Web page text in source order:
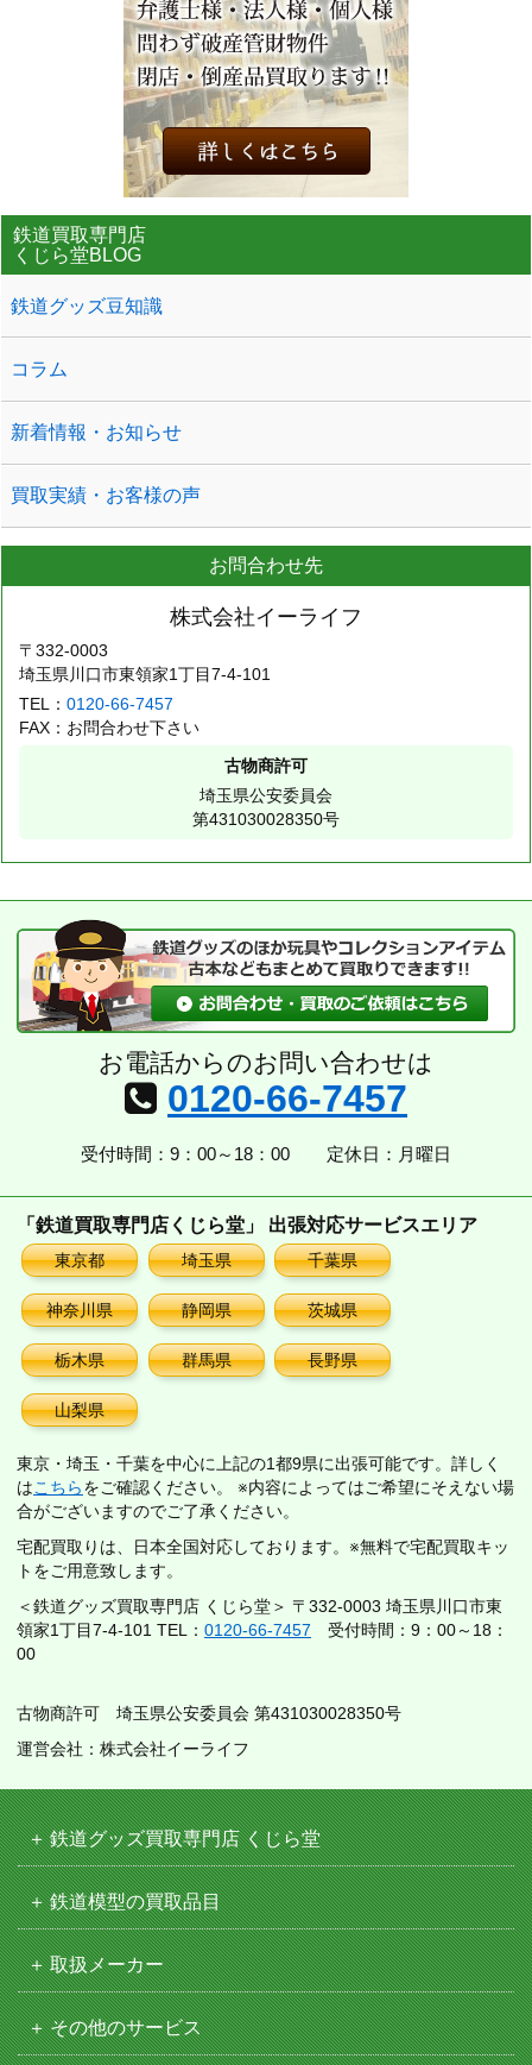
鉄道買取専門店
くじら堂BLOG
鉄道グッズ豆知識
コラム
新着情報・お知らせ
買取実績・お客様の声
お問合わせ先
株式会社イーライフ
〒332-0003
埼玉県川口市東領家1丁目7-4-101
TEL：0120-66-7457
FAX：お問合わせ下さい
古物商許可
埼玉県公安委員会
第431030028350号
お電話からのお問い合わせは
0120-66-7457
受付時間：9：00～18：00 定休日：月曜日
「鉄道買取専門店くじら堂」 出張対応サービスエリア
東京都 埼玉県 千葉県
神奈川県 静岡県 茨城県
栃木県 群馬県 長野県
山梨県
東京・埼玉・千葉を中心に上記の1都9県に出張可能です。詳しく
はこちらをご確認ください。 ※内容によってはご希望にそえない場
合がございますのでご了承ください。
宅配買取りは、日本全国対応しております。※無料で宅配買取キッ
トをご用意致します。
＜鉄道グッズ買取専門店 くじら堂＞ 〒332-0003 埼玉県川口市東
領家1丁目7-4-101 TEL： 0120-66-7457 受付時間：9：00～18：
00
古物商許可 埼玉県公安委員会 第431030028350号
運営会社：株式会社イーライフ
鉄道グッズ買取専門店 くじら堂
鉄道模型の買取品目
取扱メーカー
その他のサービス